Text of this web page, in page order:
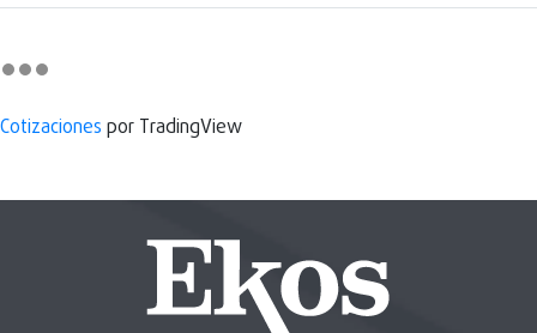
Cotizaciones por TradingView